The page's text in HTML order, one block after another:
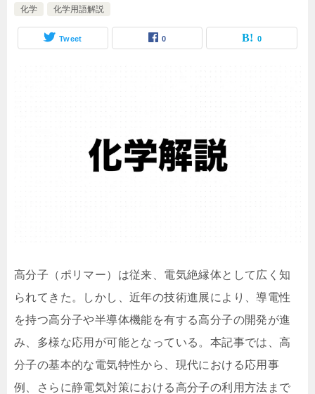
化学
化学用語解説
Tweet 0 0
高分子（ポリマー）は従来、電気絶縁体として広く知
られてきた。しかし、近年の技術進展により、導電性
を持つ高分子や半導体機能を有する高分子の開発が進
み、多様な応用が可能となっている。本記事では、高
分子の基本的な電気特性から、現代における応用事
例、さらに静電気対策における高分子の利用方法まで